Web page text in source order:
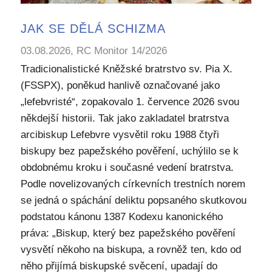
JAK SE DĚLÁ SCHIZMA
03.08.2026, RC Monitor 14/2026
Tradicionalistické Kněžské bratrstvo sv. Pia X.
(FSSPX), poněkud hanlivě označované jako
„lefebvristé“, zopakovalo 1. července 2026 svou
někdejší historii. Tak jako zakladatel bratrstva
arcibiskup Lefebvre vysvětil roku 1988 čtyři
biskupy bez papežského pověření, uchýlilo se k
obdobnému kroku i současné vedení bratrstva.
Podle novelizovaných církevních trestních norem
se jedná o spáchání deliktu popsaného skutkovou
podstatou kánonu 1387 Kodexu kanonického
práva: „Biskup, který bez papežského pověření
vysvětí někoho na biskupa, a rovněž ten, kdo od
něho přijímá biskupské svěcení, upadají do